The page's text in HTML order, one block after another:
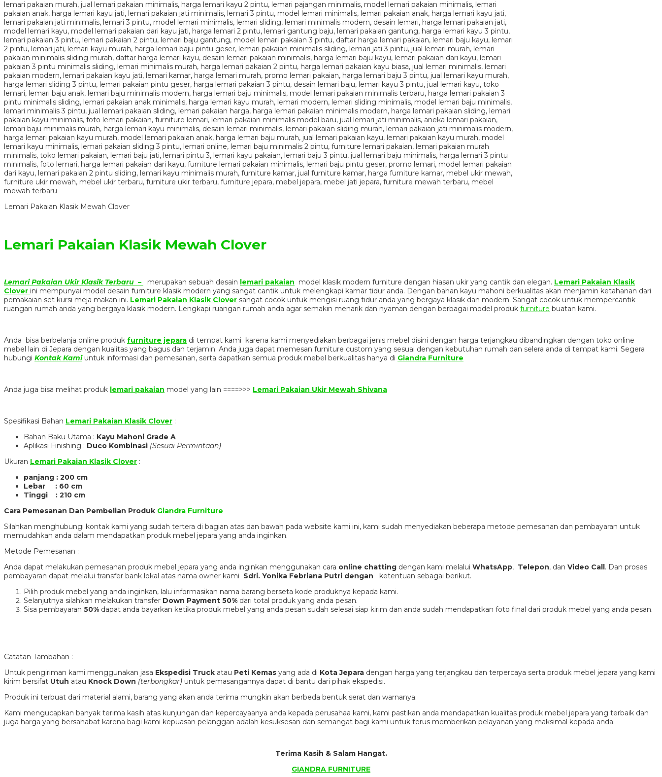
Lemari Pakaian Klasik Mewah Clover
Lemari Pakaian Klasik Mewah Clover
Lemari Pakaian Ukir Klasik Terbaru – merupakan sebuah desain lemari pakaian model klasik modern furniture dengan hiasan ukir yang cantik dan elegan. Lemari Pakaian Klasik
Clover ini mempunyai model desain furniture klasik modern yang sangat cantik untuk melengkapi kamar tidur anda. Dengan bahan kayu mahoni berkualitas akan menjamin ketahanan dari
pemakaian set kursi meja makan ini. Lemari Pakaian Klasik Clover sangat cocok untuk mengisi ruang tidur anda yang bergaya klasik dan modern. Sangat cocok untuk mempercantik
ruangan rumah anda yang bergaya klasik modern. Lengkapi ruangan rumah anda agar semakin menarik dan nyaman dengan berbagai model produk furniture buatan kami.
Anda bisa berbelanja online produk furniture jepara di tempat kami karena kami menyediakan berbagai jenis mebel disini dengan harga terjangkau dibandingkan dengan toko online
mebel lain di Jepara dengan kualitas yang bagus dan terjamin. Anda juga dapat memesan furniture custom yang sesuai dengan kebutuhan rumah dan selera anda di tempat kami. Segera
hubungi Kontak Kamiuntuk informasi dan pemesanan, serta dapatkan semua produk mebel berkualitas hanya di Giandra Furniture
Anda juga bisa melihat produk lemari pakaian model yang lain ====>>> Lemari Pakaian Ukir Mewah Shivana
Spesifikasi Bahan Lemari Pakaian Klasik Clover :
Bahan Baku Utama : Kayu Mahoni Grade A
Aplikasi Finishing : Duco Kombinasi (Sesuai Permintaan)
Ukuran Lemari Pakaian Klasik Clover :
panjang : 200 cm
Lebar : 60 cm
Tinggi : 210 cm
Cara Pemesanan Dan Pembelian Produk Giandra Furniture
Silahkan menghubungi kontak kami yang sudah tertera di bagian atas dan bawah pada website kami ini, kami sudah menyediakan beberapa metode pemesanan dan pembayaran untuk
memudahkan anda dalam mendapatkan produk mebel jepara yang anda inginkan.
Metode Pemesanan :
Anda dapat melakukan pemesanan produk mebel jepara yang anda inginkan menggunakan cara online chatting dengan kami melalui WhatsApp, Telepon, dan Video Call . Dan proses
pembayaran dapat melalui transfer bank lokal atas nama owner kami Sdri. Yonika Febriana Putri dengan
ketentuan sebagai berikut.
Pilih produk mebel yang anda inginkan, lalu informasikan nama barang berseta kode produknya kepada kami.
Selanjutnya silahkan melakukan transfer Down Payment 50% dari total produk yang anda pesan.
Sisa pembayaran 50% dapat anda bayarkan ketika produk mebel yang anda pesan sudah selesai siap kirim dan anda sudah mendapatkan foto final dari produk mebel yang anda pesan.
Catatan Tambahan :
Untuk pengiriman kami menggunakan jasa Ekspedisi Truck atau Peti Kemas yang ada di Kota Jepara dengan harga yang terjangkau dan terpercaya serta produk mebel jepara yang kami
kirim bersifat Utuh atau Knock Down (terbongkar) untuk pemasangannya dapat di bantu dari pihak ekspedisi.
Produk ini terbuat dari material alami, barang yang akan anda terima mungkin akan berbeda bentuk serat dan warnanya.
Kami mengucapkan banyak terima kasih atas kunjungan dan kepercayaanya anda kepada perusahaa kami, kami pastikan anda mendapatkan kualitas produk mebel jepara yang terbaik dan
juga harga yang bersahabat karena bagi kami kepuasan pelanggan adalah kesuksesan dan semangat bagi kami untuk terus memberikan pelayanan yang maksimal kepada anda.
Terima Kasih & Salam Hangat.
GIANDRA FURNITURE